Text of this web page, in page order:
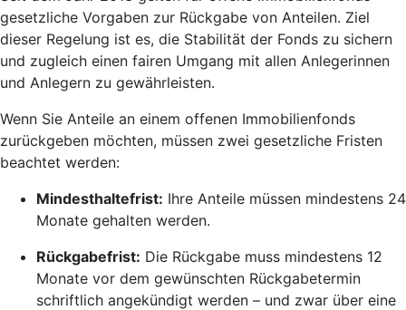
gesetzliche Vorgaben zur Rückgabe von Anteilen. Ziel
dieser Regelung ist es, die Stabilität der Fonds zu sichern
und zugleich einen fairen Umgang mit allen Anlegerinnen
und Anlegern zu gewährleisten.
Wenn Sie Anteile an einem offenen Immobilienfonds
zurückgeben möchten, müssen zwei gesetzliche Fristen
beachtet werden:
Mindesthaltefrist: Ihre Anteile müssen mindestens 24
Monate gehalten werden.
Rückgabefrist: Die Rückgabe muss mindestens 12
Monate vor dem gewünschten Rückgabetermin
schriftlich angekündigt werden – und zwar über eine